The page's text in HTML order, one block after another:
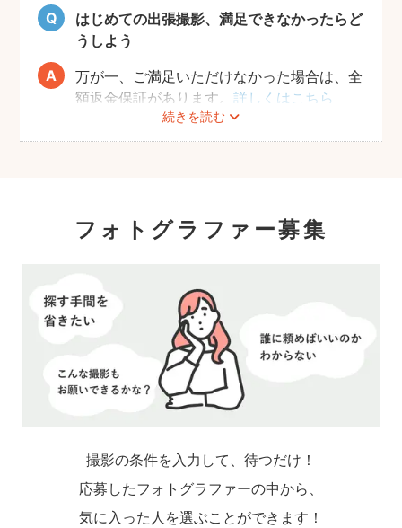
10年後、20年後に見返して、撮ってよかっ
たと思っていただける写真をお届けします。
はじめての出張撮影、満足できなかったらど
うしよう
続きを読む
万が一、ご満足いただけなかった場合は、全
額返金保証があります。詳しくはこちら
フォトグラファー募集
撮影の条件を入力して、待つだけ！
応募したフォトグラファーの中から、
気に入った人を選ぶことができます！